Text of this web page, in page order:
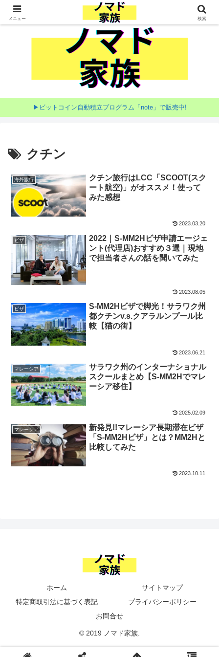
家族で目指す海外移住
▶ビットコイン自動積立プログラム「note」で販売中!
クチン
海外旅行
クチン旅行はLCC「SCOOT(スク
ート航空)」がオススメ！使って
みた感想
2023.03.20
ビザ
2022｜S-MM2Hビザ申請エージェ
ント(代理店)おすすめ３選｜現地
で担当者さんの話を聞いてみた
2023.08.05
ビザ
S-MM2Hビザで脚光！サラワク州
都クチンv.s.クアラルンプール比
較【猫の街】
2023.06.21
マレーシア
サラワク州のインターナショナル
スクールまとめ【S-MM2Hでマレ
ーシア移住】
2025.02.09
マレーシア
新発見!!マレーシア長期滞在ビザ
「S-MM2Hビザ」とは？MM2Hと
比較してみた
2023.10.11
ホーム
サイトマップ
特定商取引法に基づく表記
プライバシーポリシー
お問合せ
© 2019 ノマド家族.
メニュー 検索